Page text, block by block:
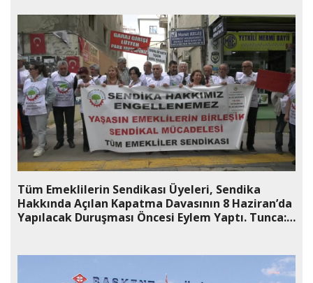
Tüm Emeklilerin Sendikası Üyeleri, Sendika
Hakkında Açılan Kapatma Davasının 8 Haziran’da
Yapılacak Duruşması Öncesi Eylem Yaptı. Tunca: